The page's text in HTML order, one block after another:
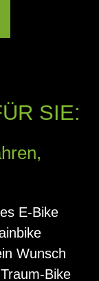
SIE:
E-Bike
Wunsch
Bike